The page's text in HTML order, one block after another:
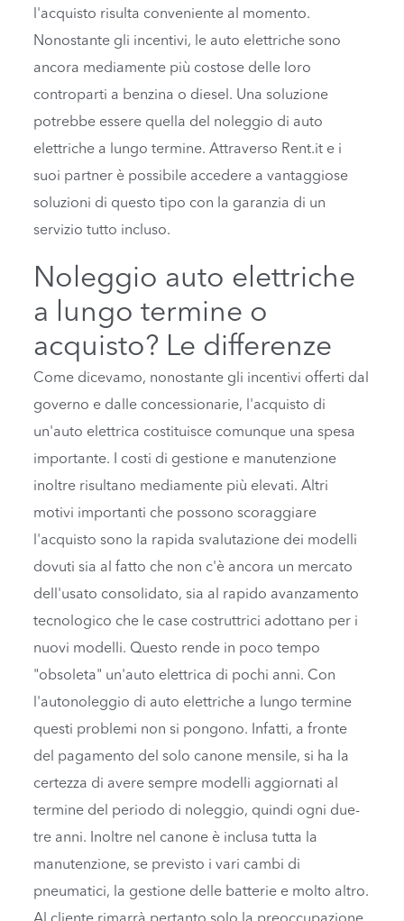
l'acquisto risulta conveniente al momento.
Nonostante gli incentivi, le auto elettriche sono
ancora mediamente più costose delle loro
controparti a benzina o diesel. Una soluzione
potrebbe essere quella del noleggio di auto
elettriche a lungo termine. Attraverso Rent.it e i
suoi partner è possibile accedere a vantaggiose
soluzioni di questo tipo con la garanzia di un
servizio tutto incluso.
Noleggio auto elettriche
a lungo termine o
acquisto? Le differenze
Come dicevamo, nonostante gli incentivi offerti dal
governo e dalle concessionarie, l'acquisto di
un'auto elettrica costituisce comunque una spesa
importante. I costi di gestione e manutenzione
inoltre risultano mediamente più elevati. Altri
motivi importanti che possono scoraggiare
l'acquisto sono la rapida svalutazione dei modelli
dovuti sia al fatto che non c'è ancora un mercato
dell'usato consolidato, sia al rapido avanzamento
tecnologico che le case costruttrici adottano per i
nuovi modelli. Questo rende in poco tempo
"obsoleta" un'auto elettrica di pochi anni. Con
l'autonoleggio di auto elettriche a lungo termine
questi problemi non si pongono. Infatti, a fronte
del pagamento del solo canone mensile, si ha la
certezza di avere sempre modelli aggiornati al
termine del periodo di noleggio, quindi ogni due-
tre anni. Inoltre nel canone è inclusa tutta la
manutenzione, se previsto i vari cambi di
pneumatici, la gestione delle batterie e molto altro.